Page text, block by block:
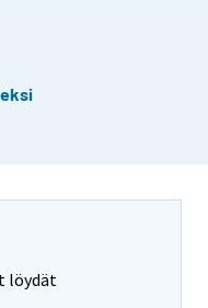
löydät